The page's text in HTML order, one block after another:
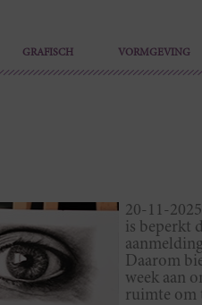
GRAFISCH VORMGEVING
20-11-
is beperkt
Daarom
week aan
ruimte om